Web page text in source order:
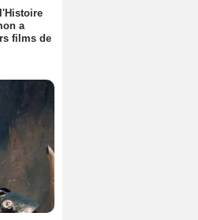
a
films de